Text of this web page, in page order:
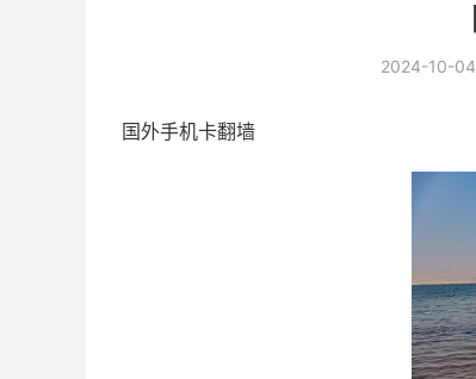
2024-10-04
国外手机卡翻墙